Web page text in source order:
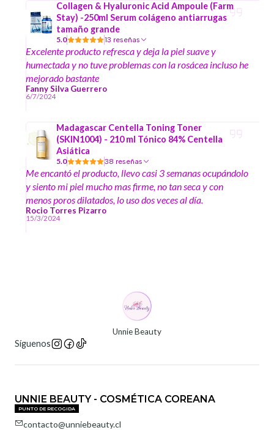
Collagen & Hyaluronic Acid Ampoule (Farm
Stay) -250ml Serum colágeno antiarrugas
tamaño grande
5.0 13 reseñas
Excelente producto refresca y deja la piel suave y
humectada y no tuve problemas con la rosácea incluso he
mejorado bastante
Fanny Silva Guerrero
6/7/2024
Madagascar Centella Toning Toner
(SKIN1004) - 210 ml Tónico 84% Centella
Asiática
5.0 38 reseñas
Me encantó el producto, llevo casi 3 semanas ocupándolo
y siento mi piel mucho mas firme, no tan seca y con
menos poros dilatados, lo uso dos veces al día.
Rocio Torres Pizarro
15/3/2024
Unnie Beauty
Síguenos
UNNIE BEAUTY - COSMÉTICA COREANA
PUNTO DE RECOGIDA
contacto@unniebeauty.cl